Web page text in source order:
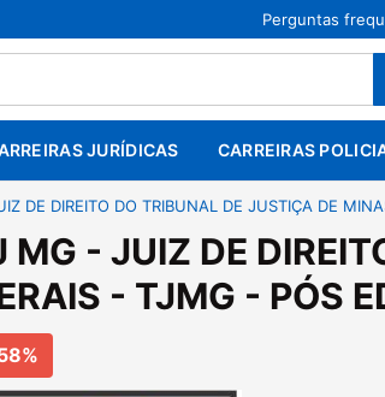
Perguntas
JURÍDICAS CARREIRAS
DE DIREITO DO TRIBUNAL DE JUSTIÇA DE
MG - JUIZ DE
- TJMG - PÓS